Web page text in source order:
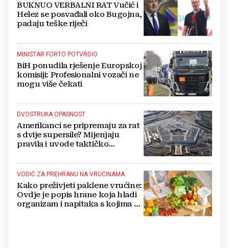
BUKNUO VERBALNI RAT Vučić i
Helez se posvađali oko Bugojna,
padaju teške riječi
MINISTAR FORTO POTVRDIO
BiH ponudila rješenje Europskoj
komisiji: Profesionalni vozači ne
mogu više čekati
DVOSTRUKA OPASNOST
Amerikanci se pripremaju za rat
s dvije supersile? Mijenjaju
pravila i uvode taktičko
VODIČ ZA PREHRANU NA VRUĆINAMA
Kako preživjeti paklene vrućine:
Ovdje je popis hrane koja hladi
organizam i napitaka s kojima si